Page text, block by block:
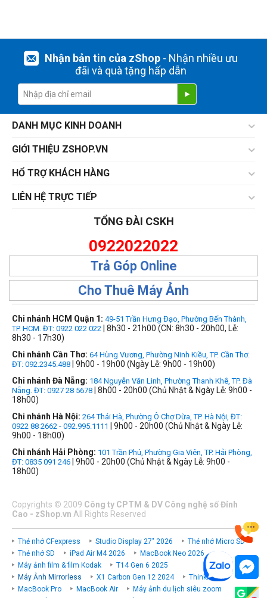
Nhận bản tin của zShop- Nhận nhiều ưu
đãi và quà tặng hấp dẫn
DANH MỤC KINH DOANH
GIỚI THIỆU ZSHOP.VN
HỔ TRỢ KHÁCH HÀNG
LIÊN HỆ TRỰC TIẾP
TỔNG ĐÀI CSKH
0922022022
Trả Góp Online
Cho Thuê Máy Ảnh
Chi nhánh HCM Quận 1: 49-51 Trần Hưng Đạo, Phường Bến Thành,
TP. HCM. ĐT: 0922 022 022 | 8h30 - 21h00 (CN: 8h30 - 20h00, Lễ:
8h30 - 17h30)
Chi nhánh Cần Thơ: 64 Hùng Vương, Phường Ninh Kiều, TP. Cần Thơ.
ĐT: 092.2345.488 | 9h00 - 19h00 (Ngày Lễ: 9h00 - 19h00)
Chi nhánh Đà Nẵng: 184 Nguyễn Văn Linh, Phường Thanh Khê, TP. Đà
Nẵng. ĐT: 0927 28 5678 | 8h00 - 20h00 (Chủ Nhật & Ngày Lễ: 9h00 -
18h00)
Chi nhánh Hà Nội: 264 Thái Hà, Phường Ô Chợ Dừa, TP. Hà Nội, ĐT:
0922 88 2662 - 092.995.1111
| 9h00 - 20h00 (Chủ Nhật & Ngày Lễ:
9h00 - 18h00)
Chi nhánh Hải Phòng: 101 Trần Phú, Phường Gia Viên, TP. Hải Phòng,
ĐT: 0835 091 246 | 9h00 - 20h00 (Chủ Nhật & Ngày Lễ: 9h00 -
18h00)
Copyrights © 2009 Công ty CPTM & DV Công nghệ số Đỉnh
Cao - zShop.vn All Rights Reserved
Thẻ nhớ CFexpress Studio Display 27" 2026
Thẻ nhớ Micro SD
Thẻ nhớ SD
iPad Air M4 2026
MacBook Neo 2026
Máy ảnh film & film Kodak
T14 Gen 6 2025
Máy Ảnh Mirrorless
X1 Carbon Gen 12 2024
ThinkPad P
MacBook Pro
MacBook Air
Máy ảnh du lịch siêu zoom